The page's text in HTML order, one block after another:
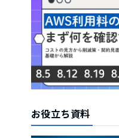
お役立ち資料